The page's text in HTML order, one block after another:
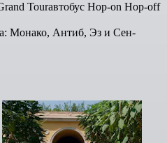
Tourавтобус Hop-on Hop-off
Монако, Антиб, Эз и Сен-